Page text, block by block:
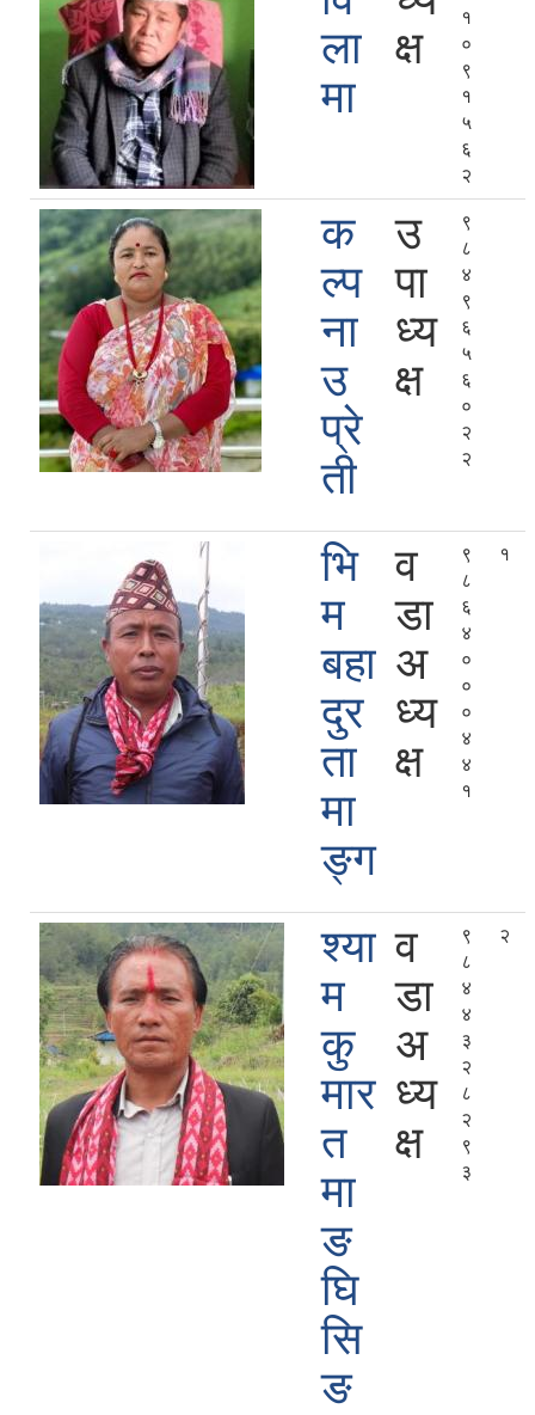
ला
मा
क्ष
१
०
९
१
५
६
२
क
ल्प
ना
उ
प्रे
ती
उ
पा
ध्य
क्ष
९
८
४
९
६
५
६
०
२
२
भि
म
बहा
दुर
ता
मा
ङ्ग
व
डा
अ
ध्य
क्ष
९
८
६
४
०
०
०
४
४
१
१
श्‍या
म
कु
मार
त
मा
ङ
घि
सि
ङ
व
डा
अ
ध्य
क्ष
९
८
४
४
३
२
८
२
९
३
२